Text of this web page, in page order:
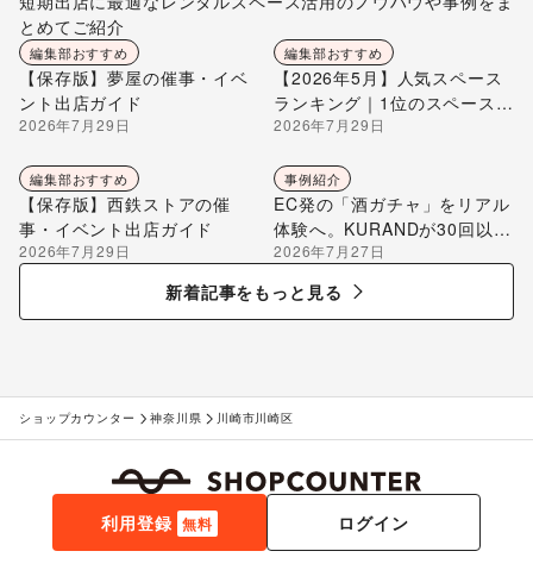
とめてご紹介
編集部おすすめ
【保存版】夢屋の催事・イベ
ント出店ガイド
2026年7月29日
編集部おすすめ
【2026年5月】人気スペース
ランキング｜1位のスペースを
編集部が解説
2026年7月29日
編集部おすすめ
【保存版】西鉄ストアの催
事・イベント出店ガイド
2026年7月29日
事例紹介
EC発の「酒ガチャ」をリアル
体験へ。KURANDが30回以上
のポップアップ出店で届け
る“新しいお酒との出会い”
2026年7月27日
新着記事をもっと見る
ショップカウンター 神奈川県 川崎市川崎区
利用登録 無料 ログイン